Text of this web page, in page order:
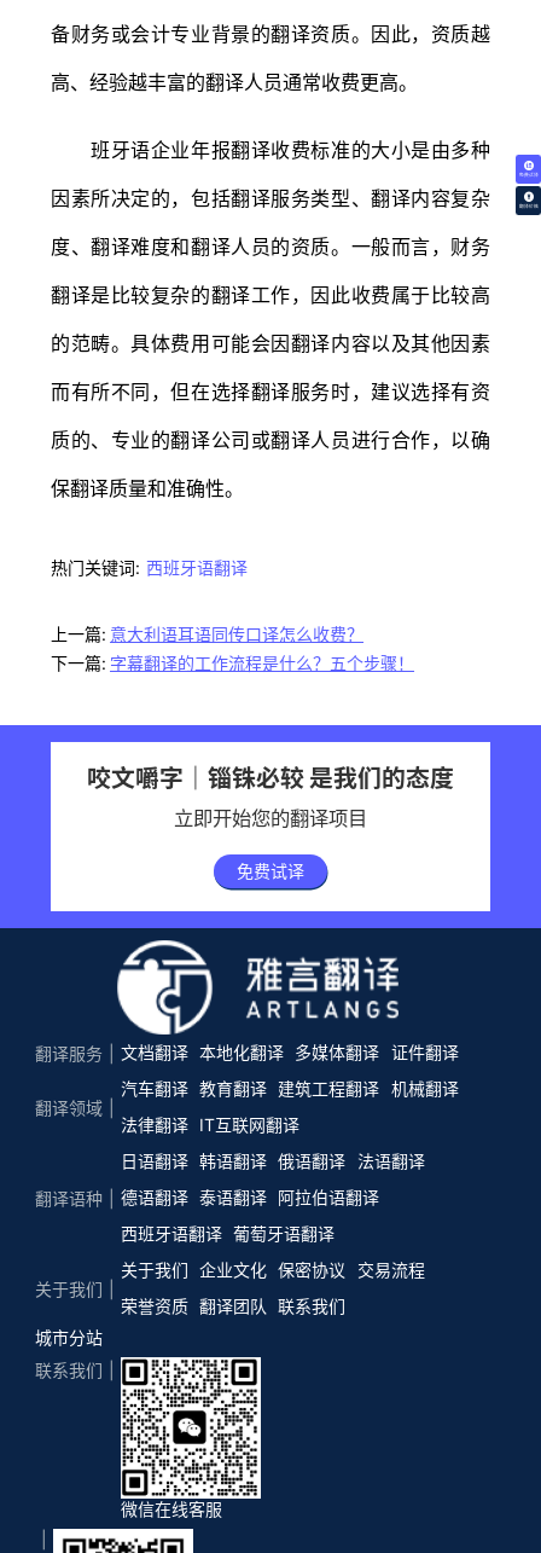
免费试译
翻译价格
备财务或会计专业背景的翻译资质。因此，资质越
高、经验越丰富的翻译人员通常收费更高。
班牙语企业年报翻译收费标准的大小是由多种
因素所决定的，包括翻译服务类型、翻译内容复杂
度、翻译难度和翻译人员的资质。一般而言，财务
翻译是比较复杂的翻译工作，因此收费属于比较高
的范畴。具体费用可能会因翻译内容以及其他因素
而有所不同，但在选择翻译服务时，建议选择有资
质的、专业的翻译公司或翻译人员进行合作，以确
保翻译质量和准确性。
热门关键词: 西班牙语翻译
上一篇: 意大利语耳语同传口译怎么收费？
下一篇: 字幕翻译的工作流程是什么？五个步骤！
咬文嚼字｜锱铢必较 是我们的态度
立即开始您的翻译项目
免费试译
翻译服务 文档翻译 本地化翻译 多媒体翻译 证件翻译
翻译领域
汽车翻译 教育翻译 建筑工程翻译 机械翻译
法律翻译
IT互联网翻译
翻译语种
日语翻译 韩语翻译 俄语翻译
法语翻译
德语翻译 泰语翻译 阿拉伯语翻译
西班牙语翻译 葡萄牙语翻译
关于我们
关于我们 企业文化 保密协议
交易流程
荣誉资质 翻译团队
联系我们
城市分站
联系我们
微信在线客服